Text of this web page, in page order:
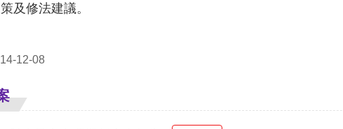
及修法建議。
12-08